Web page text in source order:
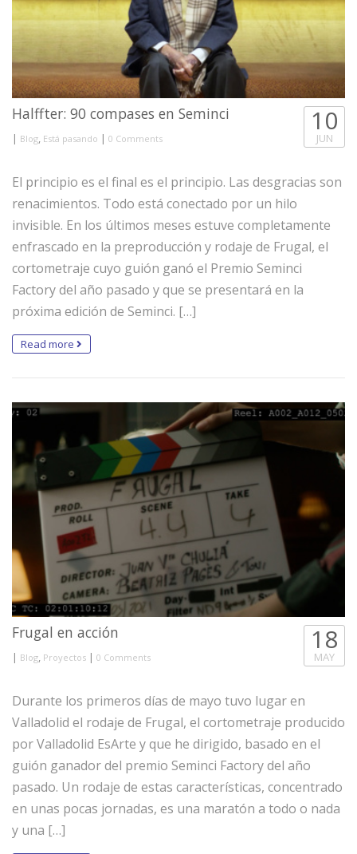
Halffter: 90 compases en Seminci
| Blog, Está pasando | 0 Comments
10
JUN
El principio es el final es el principio. Las desgracias son
renacimientos. Todo está conectado por un hilo
invisible. En los últimos meses estuve completamente
enfrascado en la preproducción y rodaje de Frugal, el
cortometraje cuyo guión ganó el Premio Seminci
Factory del año pasado y que se presentará en la
próxima edición de Seminci. […]
Read more
Frugal en acción
| Blog, Proyectos | 0 Comments
18
MAY
Durante los primeros días de mayo tuvo lugar en
Valladolid el rodaje de Frugal, el cortometraje producido
por Valladolid EsArte y que he dirigido, basado en el
guión ganador del premio Seminci Factory del año
pasado. Un rodaje de estas características, concentrado
en unas pocas jornadas, es una maratón a todo o nada
y una […]